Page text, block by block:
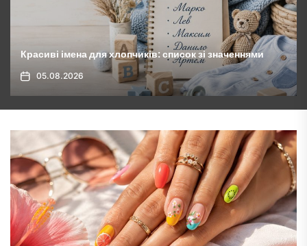
Овочі гриль на мангалі: як приготувати ідеально
05.08.2026